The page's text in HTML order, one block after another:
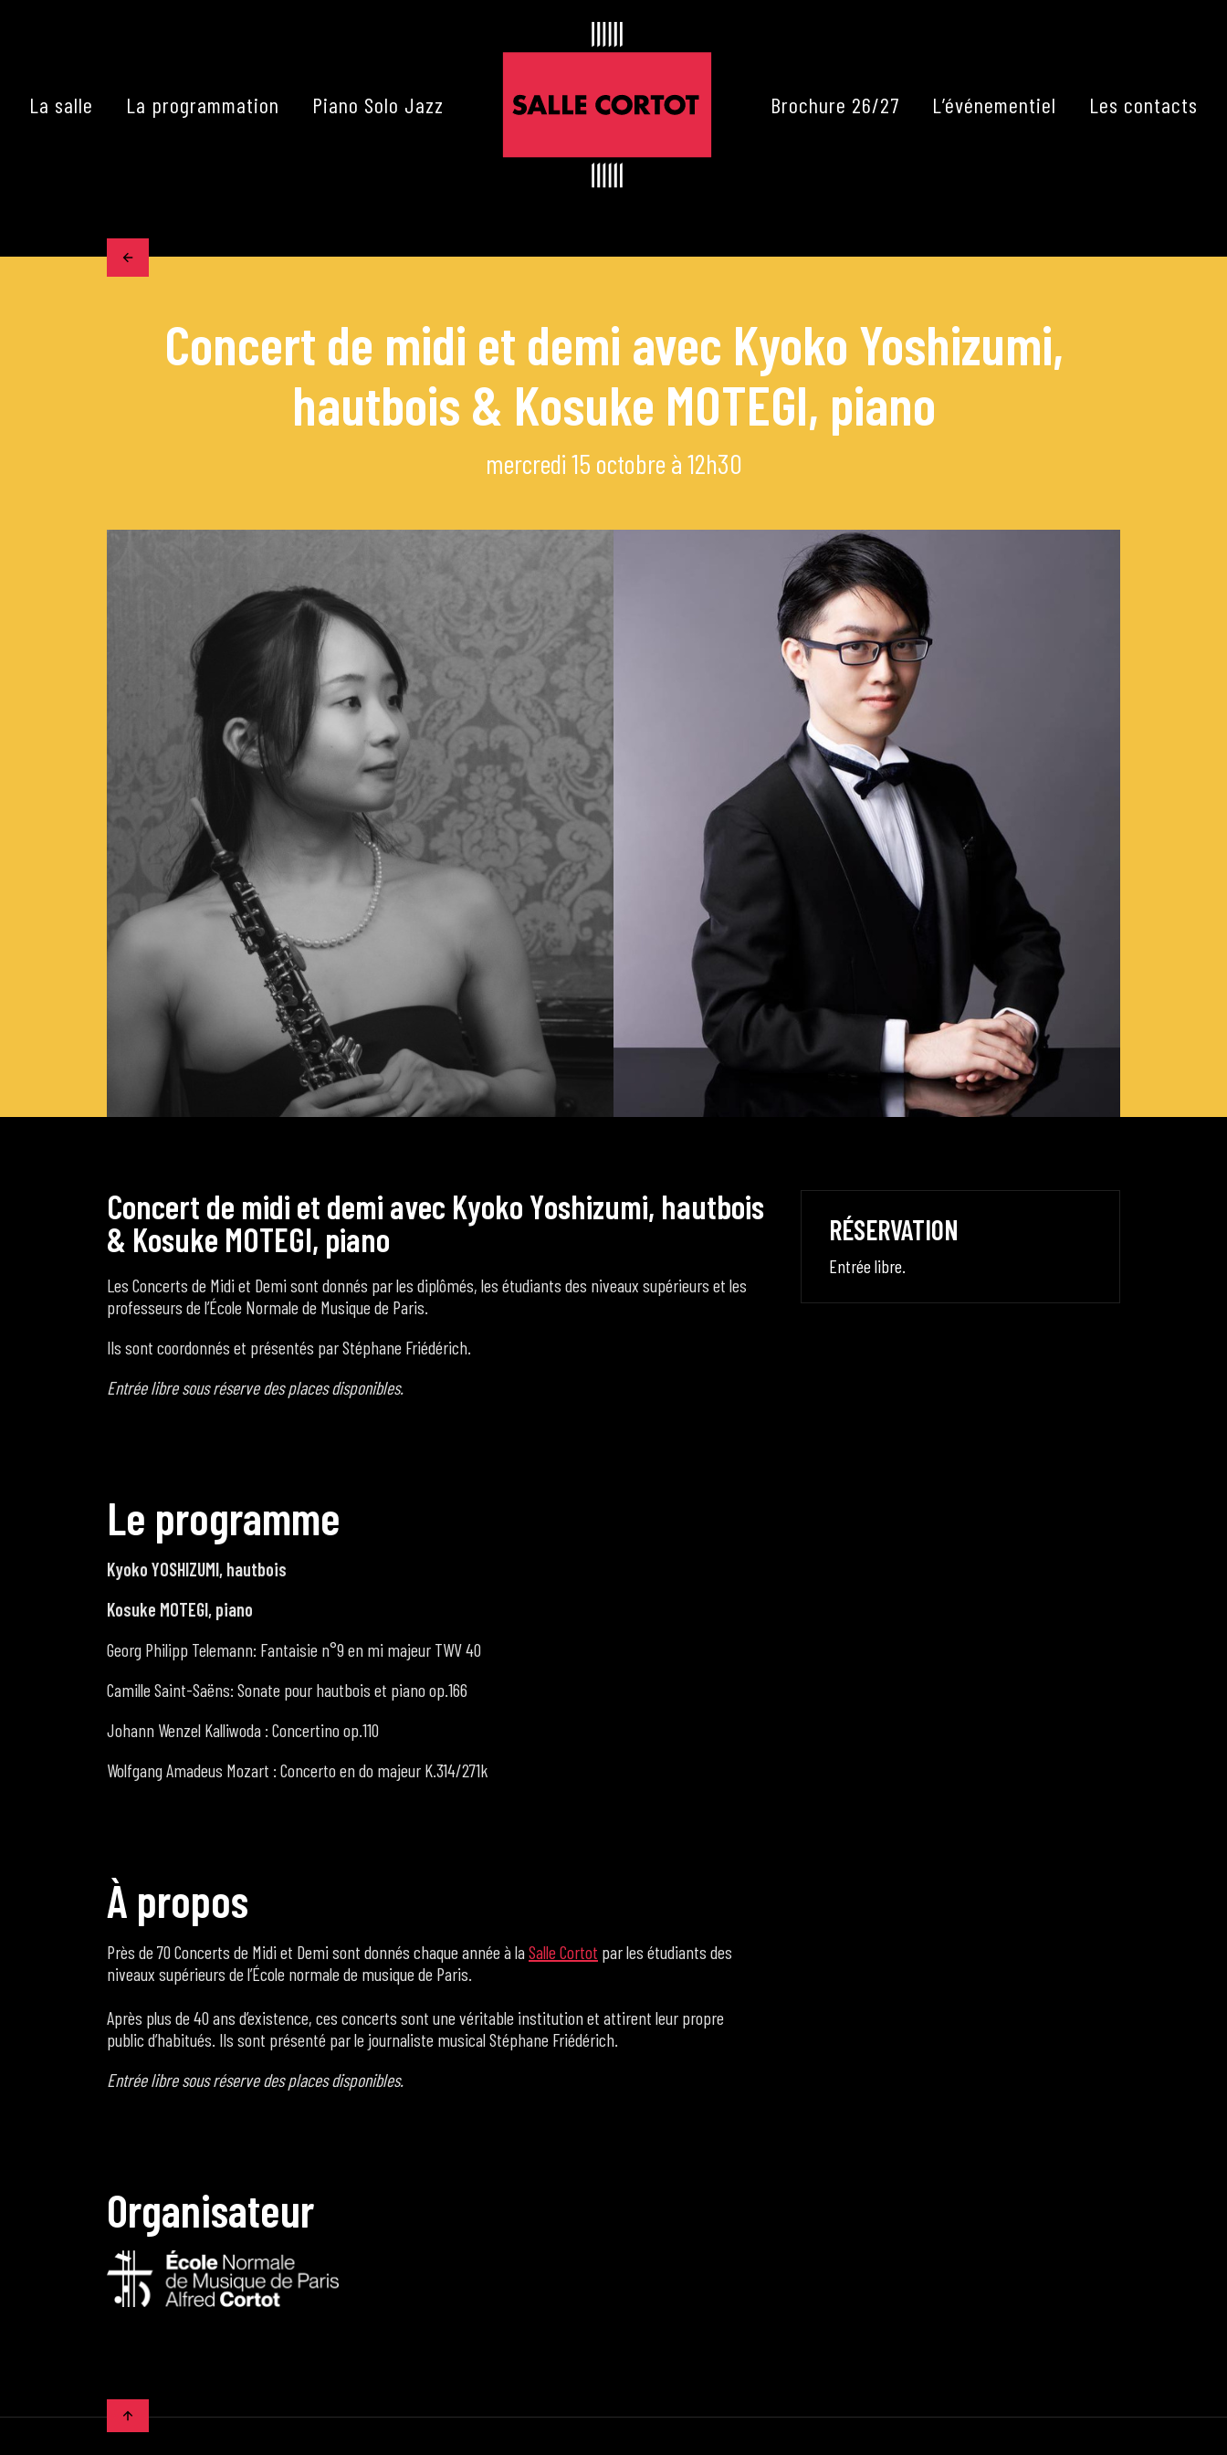
Les grands concerts
Les Masterclasses
Les Rencontres Musicales de Cortot
Scolaires / Pass Culture
Piano Solo Jazz
La salle
L’événementiel
Les contacts
La salle La programmation Piano Solo Jazz Brochure 26/27 L’événementiel Les contacts
Concert de midi et demi avec Kyoko Yoshizumi,
hautbois & Kosuke MOTEGI, piano
mercredi 15 octobre à 12h30
Concert de midi et demi avec Kyoko Yoshizumi, hautbois
& Kosuke MOTEGI, piano
Les Concerts de Midi et Demi sont donnés par les diplômés, les étudiants des niveaux supérieurs et les
professeurs de l’École Normale de Musique de Paris.
Ils sont coordonnés et présentés par Stéphane Friédérich.
Entrée libre sous réserve des places disponibles.
Le programme
Kyoko YOSHIZUMI, hautbois
Kosuke MOTEGI, piano
Georg Philipp Telemann: Fantaisie n°9 en mi majeur TWV 40
Camille Saint-Saëns: Sonate pour hautbois et piano op.166
Johann Wenzel Kalliwoda : Concertino op.110
Wolfgang Amadeus Mozart : Concerto en do majeur K.314/271k
À propos
Près de 70 Concerts de Midi et Demi sont donnés chaque année à laSalle Cortot par les étudiants des
niveaux supérieurs de l’École normale de musique de Paris.
Après plus de 40 ans d’existence, ces concerts sont une véritable institution et attirent leur propre
public d’habitués. Ils sont présenté par le journaliste musical Stéphane Friédérich.
Entrée libre sous réserve des places disponibles.
Organisateur
RÉSERVATION
Entrée libre.